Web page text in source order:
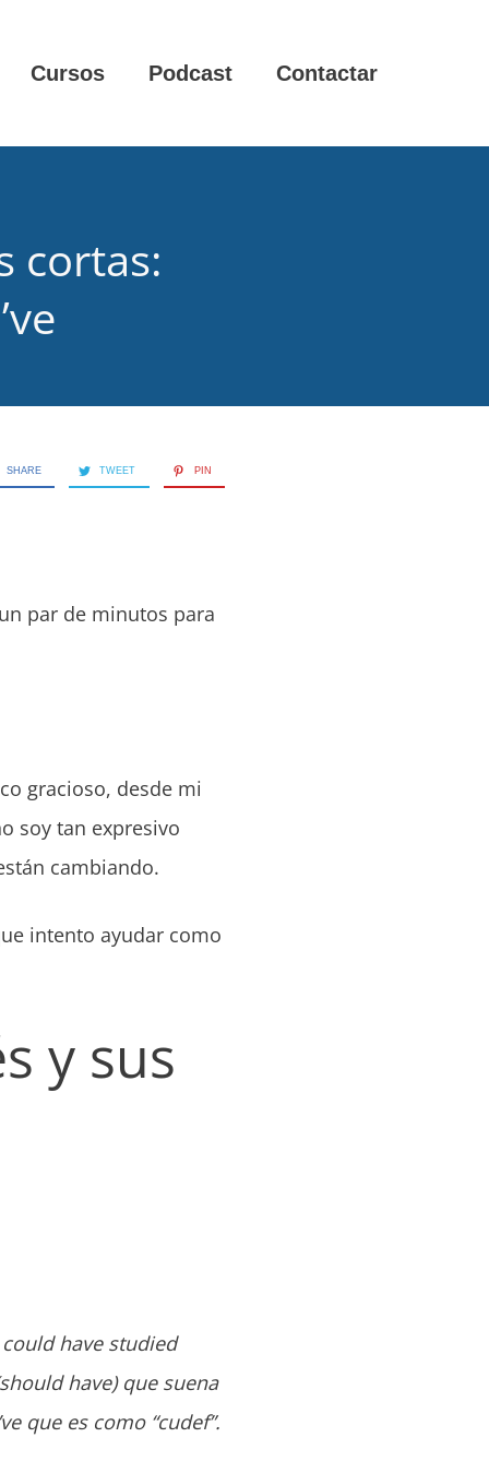
Cursos Podcast Contactar
cortas:
SHARE TWEET PIN
par de minutos para
gracioso, desde mi
soy tan expresivo
cambiando.
intento ayudar como
y sus
have studied
have) que suena
que es como “cudef”.